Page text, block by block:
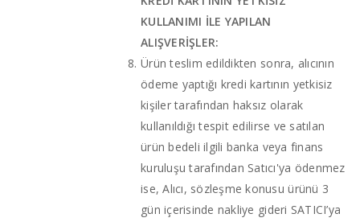
KULLANIMI İLE YAPILAN
ALIŞVERİŞLER:
Ürün teslim edildikten sonra, alıcının
ödeme yaptığı kredi kartının yetkisiz
kişiler tarafından haksız olarak
kullanıldığı tespit edilirse ve satılan
ürün bedeli ilgili banka veya finans
kuruluşu tarafından Satıcı'ya ödenmez
ise, Alıcı, sözleşme konusu ürünü 3
gün içerisinde nakliye gideri SATICI’ya